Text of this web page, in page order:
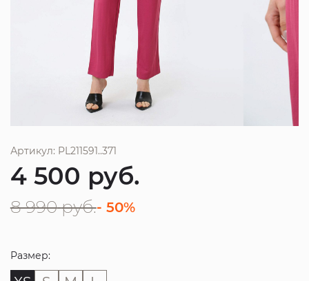
Артикул: PL211591..371
4 500 руб.
8 990 руб.- 50%
Размер: